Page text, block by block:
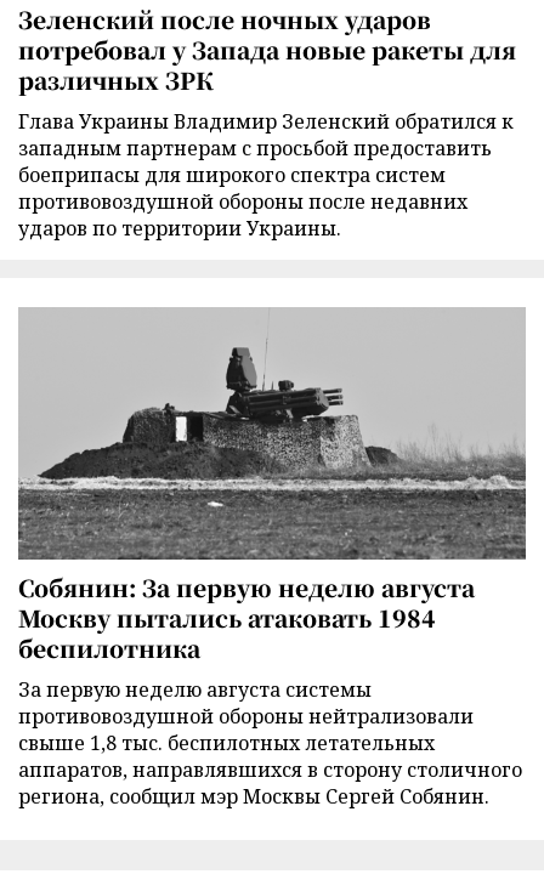
Зеленский после ночных ударов
потребовал у Запада новые ракеты для
различных ЗРК
Глава Украины Владимир Зеленский обратился к
западным партнерам с просьбой предоставить
боеприпасы для широкого спектра систем
противовоздушной обороны после недавних
ударов по территории Украины.
Собянин: За первую неделю августа
Москву пытались атаковать 1984
беспилотника
За первую неделю августа системы
противовоздушной обороны нейтрализовали
свыше 1,8 тыс. беспилотных летательных
аппаратов, направлявшихся в сторону столичного
региона, сообщил мэр Москвы Сергей Собянин.